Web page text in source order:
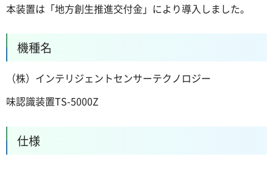
本装置は「地方創生推進交付金」により導入しました。
機種名
（株）インテリジェントセンサーテクノロジー
味認識装置TS-5000Z
仕様